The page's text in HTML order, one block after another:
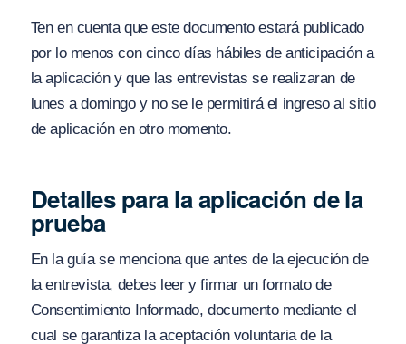
Ten en cuenta que este documento estará publicado
por lo menos con cinco días hábiles de anticipación a
la aplicación y que las entrevistas se realizaran de
lunes a domingo y no se le permitirá el ingreso al sitio
de aplicación en otro momento.
Detalles para la aplicación de la
prueba
En la guía se menciona que antes de la ejecución de
la entrevista, debes leer y firmar un formato de
Consentimiento Informado, documento mediante el
cual se garantiza la aceptación voluntaria de la